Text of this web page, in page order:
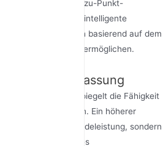
Räume oder Punkt-zu-Punkt-
Router verwenden intelligente
dynamisch basierend auf dem
„Signalverfolgung“ ermöglichen.
Bandanpassung
gemessen und spiegelt die Fähigkeit
zu konzentrieren. Ein höherer
gesamte Sendeleistung, sondern
durch Änderung des